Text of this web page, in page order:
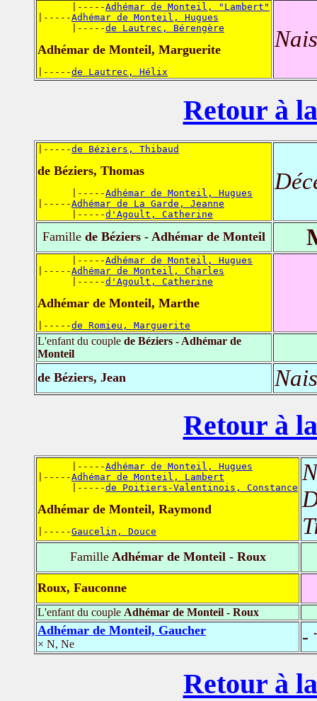
      |-----
Adhémar de Monteil, "Lambert"
|-----Adhémar de Monteil, Hugues
      |-----
de Lautrec, Bérengère
Adhémar de Monteil, Marguerite
|-----de Lautrec, Hélix
Retour à
|-----de Béziers, Thibaud
de Béziers, Thomas
      |-----
Adhémar de Monteil, Hugues
|-----Adhémar de La Garde, Jeanne
      |-----
d'Agoult, Catherine
Famille de Béziers - Adhémar de Monteil
      |-----
Adhémar de Monteil, Hugues
|-----Adhémar de Monteil, Charles
      |-----
d'Agoult, Catherine
Adhémar de Monteil, Marthe
|-----de Romieu, Marguerite
L'enfant du couple de Béziers - Adhémar de
Monteil
de Béziers, Jean
Retour à
      |-----
Adhémar de Monteil, Hugues
|-----Adhémar de Monteil, Lambert
      |-----
de Poitiers-Valentinois, Constance
Adhémar de Monteil, Raymond
|-----Gaucelin, Douce
FamilleAdhémar de Monteil - Roux
Roux, Fauconne
L'enfant du couple Adhémar de Monteil - Roux
Adhémar de Monteil, Gaucher
× N, Ne -
Retour à